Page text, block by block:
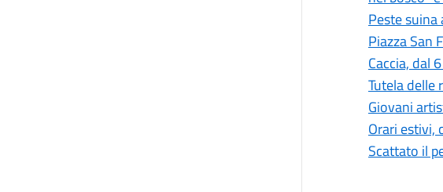
Peste
Piazza San
Caccia, dal
Tutela delle
Giovani
Orari estivi,
Scattato il